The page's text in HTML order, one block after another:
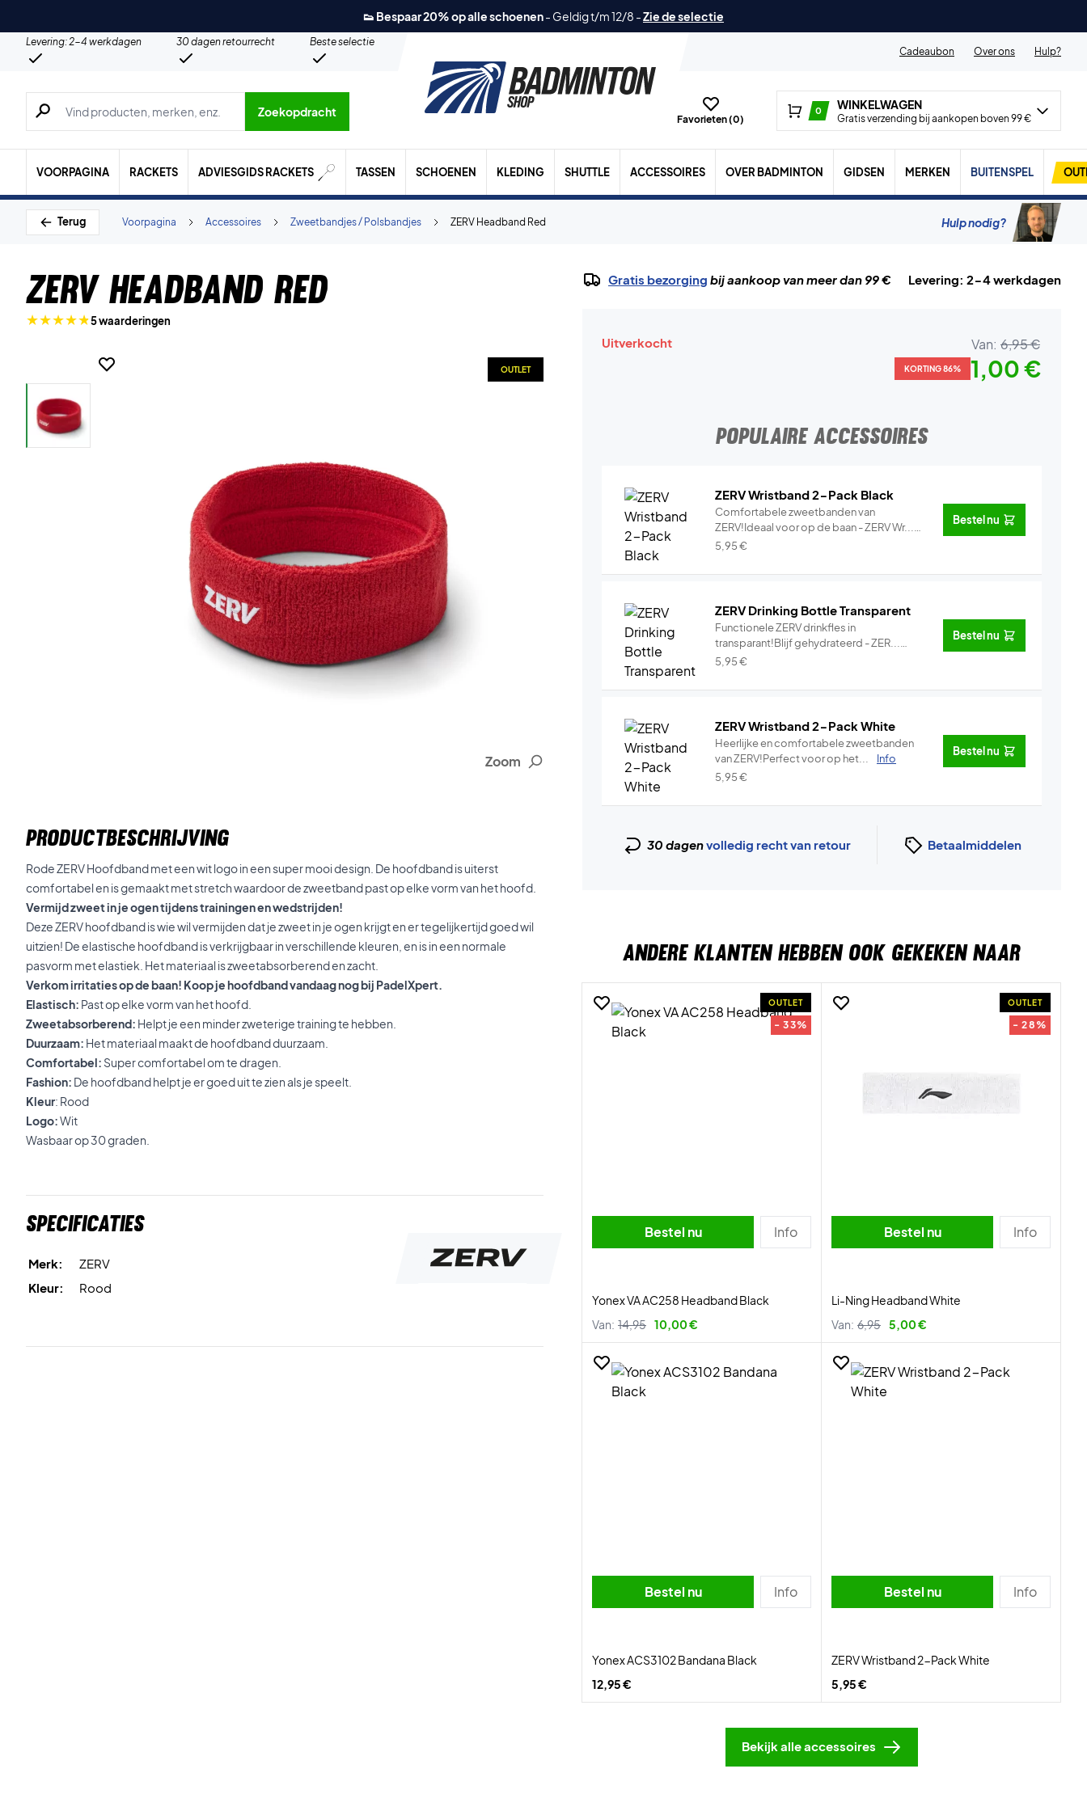
👟 Bespaar 20% op alle schoenen- Geldig t/m 12/8 -Zie de selectie
Levering: 2-4 werkdagen 30 dagen retourrecht
Beste selectie
Cadeaubon
Over ons Hulp?
Zoeken naar producten, merken etc.
Zoekopdracht
Favorieten (0)
0 WINKELWAGEN
Gratis verzending bij aankopen boven 99 €
VOORPAGINA RACKETS ADVIESGIDS RACKETS TASSEN SCHOENEN KLEDING SHUTTLE ACCESSOIRES OVER BADMINTON GIDSEN MERKEN BUITENSPEL
Terug ZERV Headband Red
Zweetbandjes / Polsbandjes
Accessoires
Voorpagina Hulp nodig?
ZERV Headband Red
5 waarderingen
Zoom
OUTLET
PRODUCTBESCHRIJVING
Rode ZERV Hoofdband met een wit logo in een super mooi design. De hoofdband is uiterst
comfortabel en is gemaakt met stretch waardoor de zweetband past op elke vorm van het hoofd.
Vermijd zweet in je ogen tijdens trainingen en wedstrijden!
Deze ZERV hoofdband is wie wil vermijden dat je zweet in je ogen krijgt en er tegelijkertijd goed wil
uitzien! De elastische hoofdband is verkrijgbaar in verschillende kleuren, en is in een normale
pasvorm met elastiek. Het materiaal is zweetabsorberend en zacht.
Verkom irritaties op de baan! Koop je hoofdband vandaag nog bij PadelXpert.
Elastisch: Past op elke vorm van het hoofd.
Zweetabsorberend: Helpt je een minder zweterige training te hebben.
Duurzaam: Het materiaal maakt de hoofdband duurzaam.
Comfortabel: Super comfortabel om te dragen.
Fashion: De hoofdband helpt je er goed uit te zien als je speelt.
Kleur: Rood
Logo:Wit
Wasbaar op 30 graden.
Specificaties
Merk:
ZERV
Kleur:
Rood
Gratis bezorging bij aankoop van meer dan 99 € Levering: 2-4 werkdagen
Uitverkocht Van: 6,95 €
KORTING 86% 1,00 €
POPULAIRE ACCESSOIRES
ZERV Wristband 2-Pack Black
Comfortabele zweetbanden van
ZERV!Ideaal voor op de baan - ZERV Wr...
Info
5,95€
Bestel nu
ZERV Drinking Bottle Transparent
Functionele ZERV drinkfles in
transparant!Blijf gehydrateerd - ZER...
Info
5,95€
Bestel nu
ZERV Wristband 2-Pack White
Heerlijke en comfortabele zweetbanden
van ZERV!Perfect voor op het...
Info
5,95€
Bestel nu
30 dagenvolledig recht van retour Betaalmiddelen
ANDERE KLANTEN HEBBEN OOK GEKEKEN NAAR
OUTLET
- 33%
Bestel nu Info
Yonex VA AC258 Headband Black
Van: 14,95 10,00 €
OUTLET
- 28%
Bestel nu Info
Li-Ning Headband White
Van: 6,95 5,00 €
Bestel nu Info
Yonex ACS3102 Bandana Black
12,95 €
Bestel nu Info
ZERV Wristband 2-Pack White
5,95 €
Bekijk alle accessoires